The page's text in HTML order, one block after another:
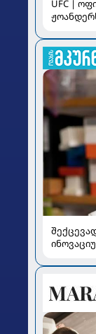
UFC |